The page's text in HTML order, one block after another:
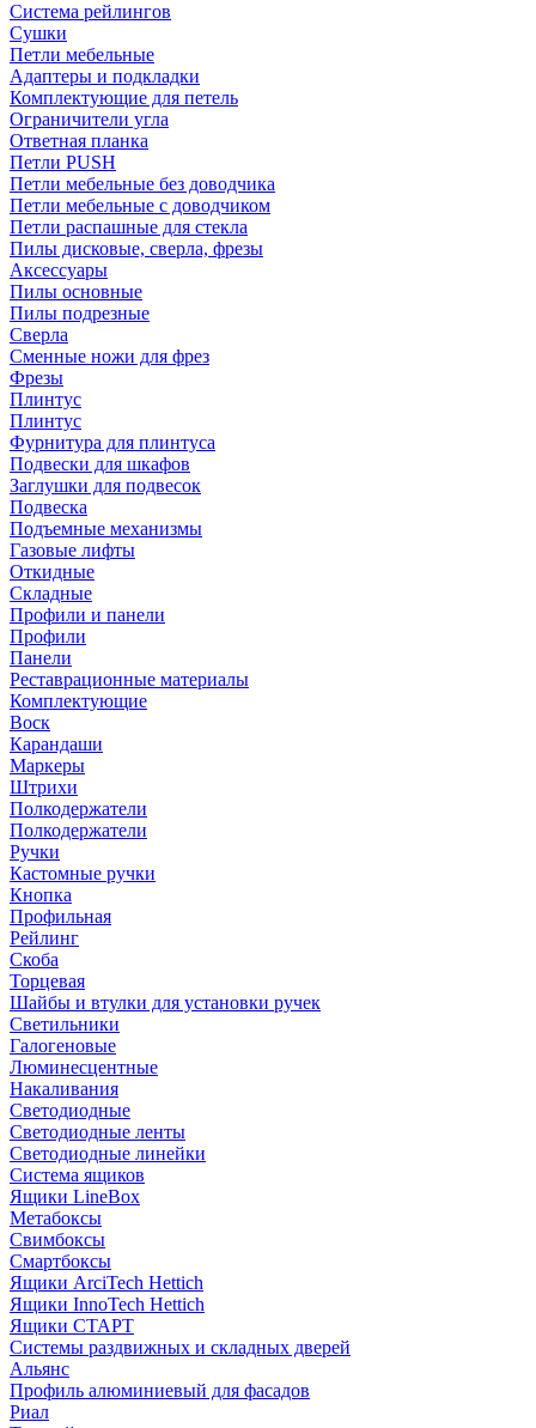
Система рейлингов
Сушки
Петли мебельные
Адаптеры и подкладки
Комплектующие для петель
Ограничители угла
Ответная планка
Петли PUSH
Петли мебельные без доводчика
Петли мебельные с доводчиком
Петли распашные для стекла
Пилы дисковые, сверла, фрезы
Аксессуары
Пилы основные
Пилы подрезные
Сверла
Сменные ножи для фрез
Фрезы
Плинтус
Плинтус
Фурнитура для плинтуса
Подвески для шкафов
Заглушки для подвесок
Подвеска
Подъемные механизмы
Газовые лифты
Откидные
Складные
Профили и панели
Профили
Панели
Реставрационные материалы
Комплектующие
Воск
Карандаши
Маркеры
Штрихи
Полкодержатели
Полкодержатели
Ручки
Кастомные ручки
Кнопка
Профильная
Рейлинг
Скоба
Торцевая
Шайбы и втулки для установки ручек
Светильники
Галогеновые
Люминесцентные
Накаливания
Светодиодные
Светодиодные ленты
Светодиодные линейки
Система ящиков
Ящики LineBox
Метабоксы
Свимбоксы
Смартбоксы
Ящики ArciTech Hettich
Ящики InnoTech Hettich
Ящики СТАРТ
Системы раздвижных и складных дверей
Альянс
Профиль алюминиевый для фасадов
Риал